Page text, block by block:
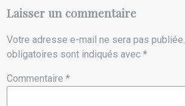
Laisser un commentaire
Votre adresse e-mail ne sera pas publiée.
obligatoires sont indiqués avec*
Commentaire*